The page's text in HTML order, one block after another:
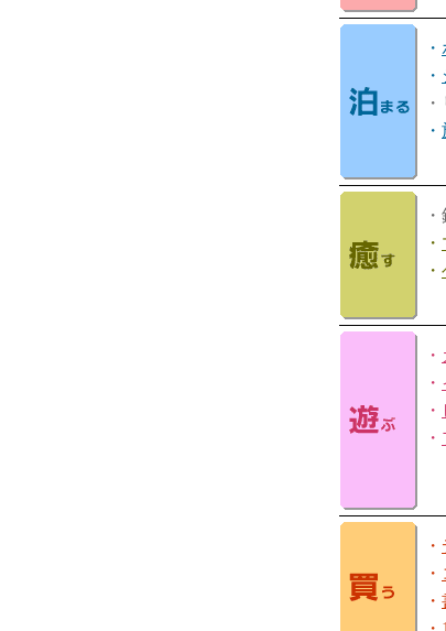
・
・
・
・
・
・
・
・
・
・
・
・